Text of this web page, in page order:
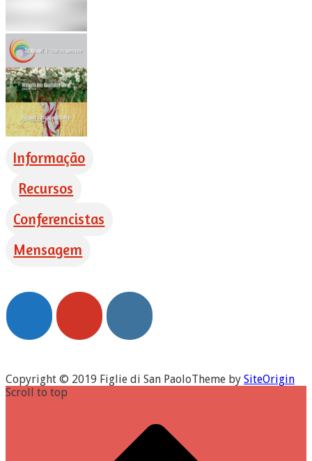
Informação
Recursos
Conferencistas
Mensagem
Copyright © 2019 Figlie di San PaoloTheme by SiteOrigin
Scroll to top